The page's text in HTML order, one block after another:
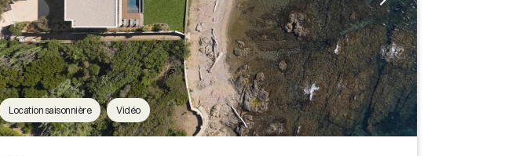
Location saisonnière Vidéo